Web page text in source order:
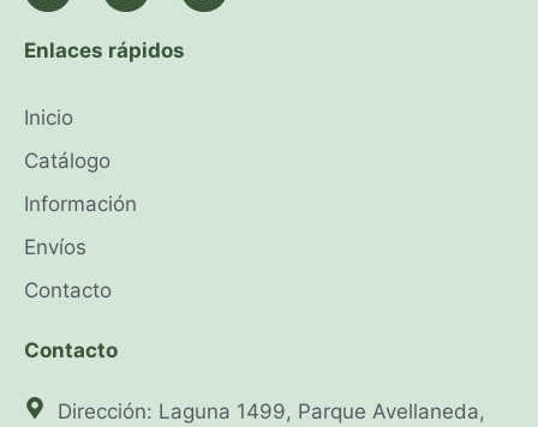
Enlaces rápidos
Inicio
Catálogo
Información
Envíos
Contacto
Contacto
Dirección: Laguna 1499, Parque Avellaneda,